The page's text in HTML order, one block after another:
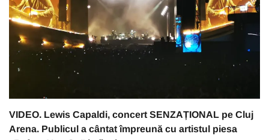
VIDEO. Lewis Capaldi, concert SENZAȚIONAL pe Cluj
Arena. Publicul a cântat împreună cu artistul piesa